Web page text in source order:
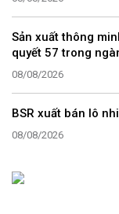
Sản xuất thông
quyết 57 trong
08/08/2026
BSR xuất bán lô
08/08/2026